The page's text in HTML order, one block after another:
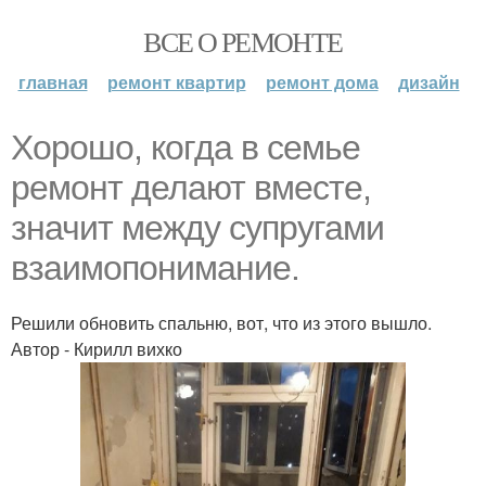
ВСЕ О РЕМОНТЕ
главная ремонт квартир ремонт дома дизайн
Хорошо, когда в семье
ремонт делают вместе,
значит между супругами
взаимопонимание.
Решили обновить спальню, вот, что из этого вышло.
Автор - Кирилл вихко